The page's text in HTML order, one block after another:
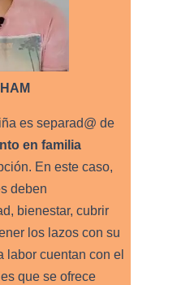
es separad@ de
en familia
En este caso,
deben
bienestar, cubrir
los lazos con su
labor cuentan con el
que se ofrece